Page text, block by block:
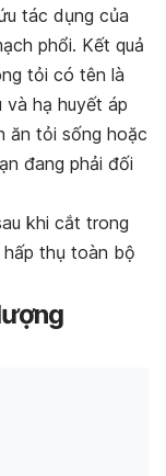
tác dụng của
phổi. Kết quả
tỏi có tên là
và hạ huyết áp
ăn tỏi sống hoặc
đang phải đối
khi cắt trong
thụ toàn bộ